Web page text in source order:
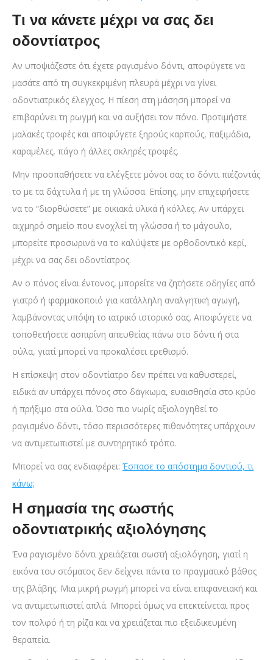
Τι να κάνετε μέχρι να σας δει
οδοντίατρος
Αν υποψιάζεστε ότι έχετε ραγισμένο δόντι, αποφύγετε να
μασάτε από τη συγκεκριμένη πλευρά μέχρι να γίνει
οδοντιατρικός έλεγχος. Η πίεση στη μάσηση μπορεί να
επιβαρύνει τη ρωγμή και να αυξήσει τον πόνο. Προτιμήστε
μαλακές τροφές και αποφύγετε ξηρούς καρπούς, παξιμάδια,
καραμέλες, πάγο ή άλλες σκληρές τροφές.
Μην προσπαθήσετε να ελέγξετε μόνοι σας το δόντι πιέζοντάς
το με τα δάχτυλα ή με τη γλώσσα. Επίσης, μην επιχειρήσετε
να το “διορθώσετε” με οικιακά υλικά ή κόλλες. Αν υπάρχει
αιχμηρό σημείο που ενοχλεί τη γλώσσα ή το μάγουλο,
μπορείτε προσωρινά να το καλύψετε με ορθοδοντικό κερί,
μέχρι να σας δει οδοντίατρος.
Αν ο πόνος είναι έντονος, μπορείτε να ζητήσετε οδηγίες από
γιατρό ή φαρμακοποιό για κατάλληλη αναλγητική αγωγή,
λαμβάνοντας υπόψη το ιατρικό ιστορικό σας. Αποφύγετε να
τοποθετήσετε ασπιρίνη απευθείας πάνω στο δόντι ή στα
ούλα, γιατί μπορεί να προκαλέσει ερεθισμό.
Η επίσκεψη στον οδοντίατρο δεν πρέπει να καθυστερεί,
ειδικά αν υπάρχει πόνος στο δάγκωμα, ευαισθησία στο κρύο
ή πρήξιμο στα ούλα. Όσο πιο νωρίς αξιολογηθεί το
ραγισμένο δόντι, τόσο περισσότερες πιθανότητες υπάρχουν
να αντιμετωπιστεί με συντηρητικό τρόπο.
Μπορεί να σας ενδιαφέρει: Έσπασε το απόστημα δοντιού, τι
κάνω;
Η σημασία της σωστής
οδοντιατρικής αξιολόγησης
Ένα ραγισμένο δόντι χρειάζεται σωστή αξιολόγηση, γιατί η
εικόνα του στόματος δεν δείχνει πάντα το πραγματικό βάθος
της βλάβης. Μια μικρή ρωγμή μπορεί να είναι επιφανειακή και
να αντιμετωπιστεί απλά. Μπορεί όμως να επεκτείνεται προς
τον πολφό ή τη ρίζα και να χρειάζεται πιο εξειδικευμένη
θεραπεία.